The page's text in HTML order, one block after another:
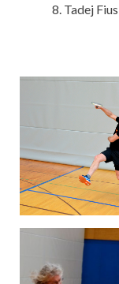
Tadej Fius